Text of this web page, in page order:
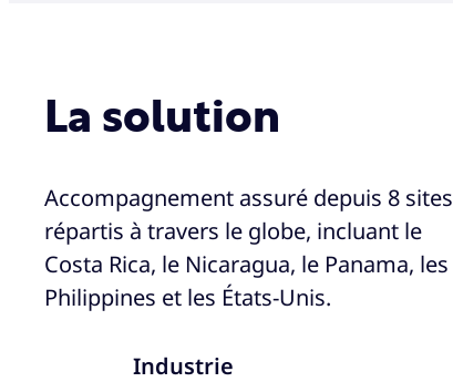
La solution
Accompagnement assuré depuis 8 sites
répartis à travers le globe, incluant le
Costa Rica, le Nicaragua, le Panama, les
Philippines et les États-Unis.
Industrie